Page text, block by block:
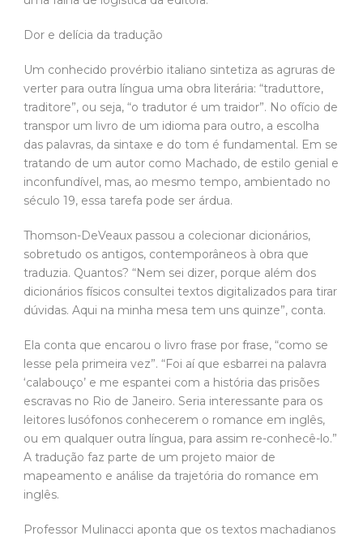
Dor e delícia da tradução
Um conhecido provérbio italiano sintetiza as agruras de
verter para outra língua uma obra literária: “traduttore,
traditore”, ou seja, “o tradutor é um traidor”. No ofício de
transpor um livro de um idioma para outro, a escolha
das palavras, da sintaxe e do tom é fundamental. Em se
tratando de um autor como Machado, de estilo genial e
inconfundível, mas, ao mesmo tempo, ambientado no
século 19, essa tarefa pode ser árdua.
Thomson-DeVeaux passou a colecionar dicionários,
sobretudo os antigos, contemporâneos à obra que
traduzia. Quantos? “Nem sei dizer, porque além dos
dicionários físicos consultei textos digitalizados para tirar
dúvidas. Aqui na minha mesa tem uns quinze”, conta.
Ela conta que encarou o livro frase por frase, “como se
lesse pela primeira vez”. “Foi aí que esbarrei na palavra
‘calabouço’ e me espantei com a história das prisões
escravas no Rio de Janeiro. Seria interessante para os
leitores lusófonos conhecerem o romance em inglês,
ou em qualquer outra língua, para assim re-conhecê-lo.”
A tradução faz parte de um projeto maior de
mapeamento e análise da trajetória do romance em
inglês.
Professor Mulinacci aponta que os textos machadianos